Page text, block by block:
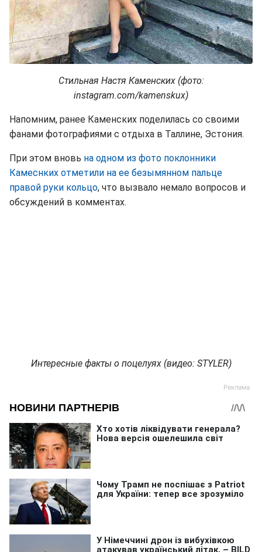
Стильная Настя Каменских (фото:
instagram.com/kamenskux)
Напомним, ранее Каменских поделилась со своими
фанами фотографиями с отдыха в Таллине, Эстония.
При этом вновь на одном из фото поклонники
Камеснких отметили на ее безымянном пальце
правой руки кольцо, что вызвало немало вопросов и
обсуждений в комментах.
Интересные факты о поцелуях (видео: STYLER)